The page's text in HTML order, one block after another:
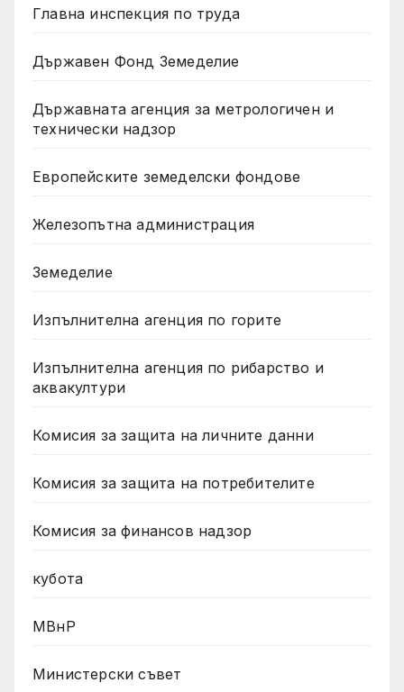
Главна инспекция по труда
Държавен Фонд Земеделие
Държавната агенция за метрологичен и
технически надзор
Европейските земеделски фондове
Железопътна администрация
Земеделие
Изпълнителна агенция по горите
Изпълнителна агенция по рибарство и
аквакултури
Комисия за защита на личните данни
Комисия за защита на потребителите
Комисия за финансов надзор
кубота
МВнР
Министерски съвет